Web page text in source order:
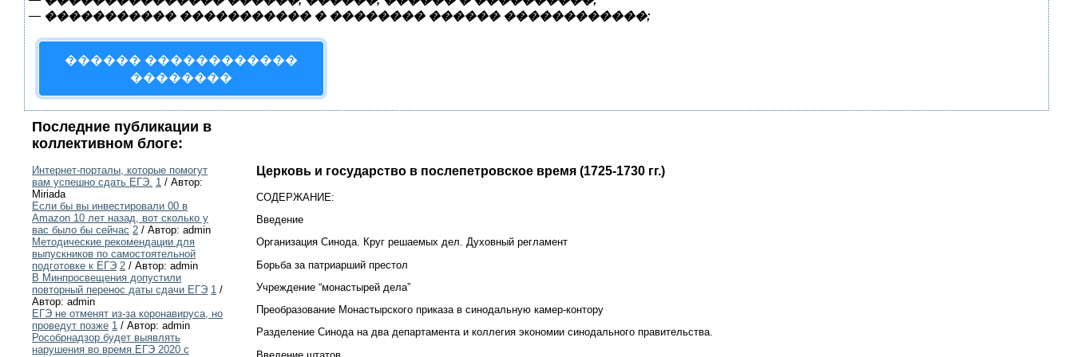
— ����������� ����������� � �������� ������ ������������;
������ ������������
��������
Последние публикации в
коллективном блоге:
Интернет-порталы, которые помогут
вам успешно сдать ЕГЭ. 1 / Автор:
Miriada
Если бы вы инвестировали 00 в
Amazon 10 лет назад, вот сколько у
вас было бы сейчас 2 / Автор: admin
Методические рекомендации для
выпускников по самостоятельной
подготовке к ЕГЭ 2 / Автор: admin
В Минпросвещения допустили
повторный перенос даты сдачи ЕГЭ 1 /
Автор: admin
ЕГЭ не отменят из-за коронавируса, но
проведут позже 1 / Автор: admin
Рособрнадзор будет выявлять
нарушения во время ЕГЭ 2020 с
Церковь и государство в послепетровское время (1725-1730 гг.)
СОДЕРЖАНИЕ:
Введение
Организация Синода. Круг решаемых дел. Духовный регламент
Борьба за патриарший престол
Учреждение “монастырей дела”
Преобразование Монастырского приказа в синодальную камер-контору
Разделение Синода на два департамента и коллегия экономии синодального правительства.